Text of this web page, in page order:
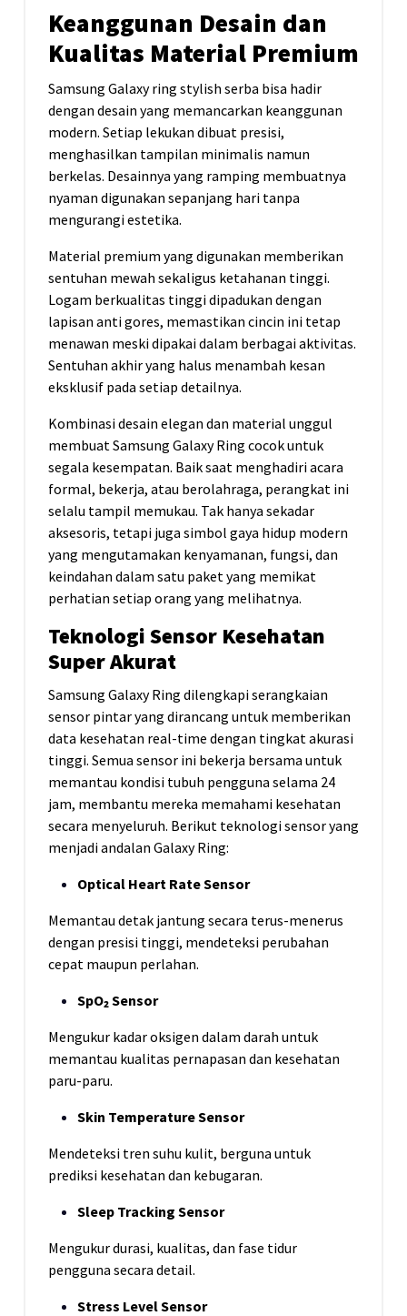
Keanggunan Desain dan
Kualitas Material Premium
Samsung Galaxy ring stylish serba bisa hadir
dengan desain yang memancarkan keanggunan
modern. Setiap lekukan dibuat presisi,
menghasilkan tampilan minimalis namun
berkelas. Desainnya yang ramping membuatnya
nyaman digunakan sepanjang hari tanpa
mengurangi estetika.
Material premium yang digunakan memberikan
sentuhan mewah sekaligus ketahanan tinggi.
Logam berkualitas tinggi dipadukan dengan
lapisan anti gores, memastikan cincin ini tetap
menawan meski dipakai dalam berbagai aktivitas.
Sentuhan akhir yang halus menambah kesan
eksklusif pada setiap detailnya.
Kombinasi desain elegan dan material unggul
membuat Samsung Galaxy Ring cocok untuk
segala kesempatan. Baik saat menghadiri acara
formal, bekerja, atau berolahraga, perangkat ini
selalu tampil memukau. Tak hanya sekadar
aksesoris, tetapi juga simbol gaya hidup modern
yang mengutamakan kenyamanan, fungsi, dan
keindahan dalam satu paket yang memikat
perhatian setiap orang yang melihatnya.
Teknologi Sensor Kesehatan
Super Akurat
Samsung Galaxy Ring dilengkapi serangkaian
sensor pintar yang dirancang untuk memberikan
data kesehatan real-time dengan tingkat akurasi
tinggi. Semua sensor ini bekerja bersama untuk
memantau kondisi tubuh pengguna selama 24
jam, membantu mereka memahami kesehatan
secara menyeluruh. Berikut teknologi sensor yang
menjadi andalan Galaxy Ring:
Optical Heart Rate Sensor
Memantau detak jantung secara terus-menerus
dengan presisi tinggi, mendeteksi perubahan
cepat maupun perlahan.
SpO₂ Sensor
Mengukur kadar oksigen dalam darah untuk
memantau kualitas pernapasan dan kesehatan
paru-paru.
Skin Temperature Sensor
Mendeteksi tren suhu kulit, berguna untuk
prediksi kesehatan dan kebugaran.
Sleep Tracking Sensor
Mengukur durasi, kualitas, dan fase tidur
pengguna secara detail.
Stress Level Sensor